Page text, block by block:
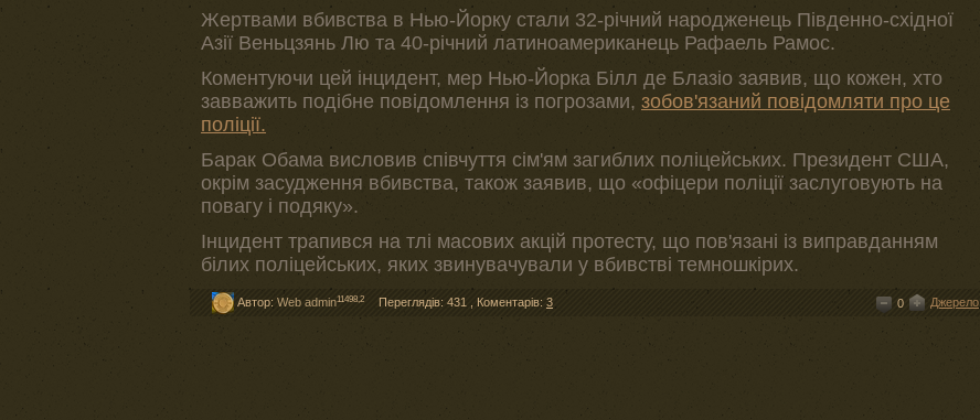
Жертвами вбивства в Нью-Йорку стали 32-річний народженець Південно-східної
Азії Веньцзянь Лю та 40-річний латиноамериканець Рафаель Рамос.
Коментуючи цей інцидент, мер Нью-Йорка Білл де Блазіо заявив, що кожен, хто
завважить подібне повідомлення із погрозами, зобов'язаний повідомляти про це
поліції.
Барак Обама висловив співчуття сім'ям загиблих поліцейських. Президент США,
окрім засудження вбивства, також заявив, що «офіцери поліції заслуговують на
повагу і подяку».
Інцидент трапився на тлі масових акцій протесту, що пов'язані із виправданням
білих поліцейських, яких звинувачували у вбивстві темношкірих.
Автор: Web admin11498,2 Переглядів: 431 Коментарів: 3 Джерело
0